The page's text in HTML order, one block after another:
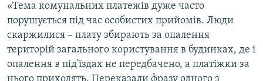
«Тема комунальних платежів дуже часто
порушується під час особистих прийомів. Люди
скаржилися – плату збирають за опалення
територій загального користування в будинках, де і
опалення в під'їздах не передбачено, а платіжки за